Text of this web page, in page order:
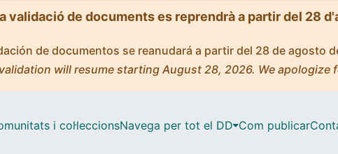
validació de documents es reprendrà a partir del 28
de documentos se reanudará a partir del 28 de agosto
will resume starting August 28, 2026. We apologize
i col·leccionsNavega per tot el DD Com publicar